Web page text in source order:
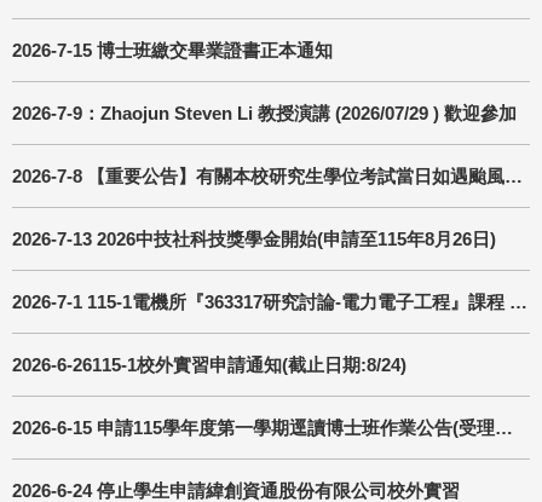
2026-7-15 博士班繳交畢業證書正本通知
2026-7-9：Zhaojun Steven Li 教授演講 (2026/07/29 ) 歡迎參加
2026-7-8 【重要公告】有關本校研究生學位考試當日如遇颱風之因應處理原則(115.07.07更新)
2026-7-13 2026中技社科技獎學金開始(申請至115年8月26日)
2026-7-1 115-1電機所『363317研究討論-電力電子工程』課程 授課教師更換
2026-6-26115-1校外實習申請通知(截止日期:8/24)
2026-6-15 申請115學年度第一學期逕讀博士班作業公告(受理申請日期6/22-6/29 )
2026-6-24 停止學生申請緯創資通股份有限公司校外實習